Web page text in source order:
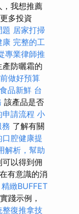
，我想推薦
多投資
居家打掃
康 完整的工
專業律師推
防曬霜的
做好預算
品新鮮 台
該產品是否
申請流程 小
了解有關
腔健康提
解析，幫助
以得到佣
在有意識的消
精緻BUFFET
踐示例，
整復推拿技